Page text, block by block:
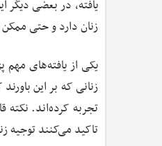
یافته، در بعضی
زنان دارد و حتی
یکی از یافته‌های
زنانی که بر این
تجربه کرده‌اند. نکته
تاکید می‌کنند توجیه